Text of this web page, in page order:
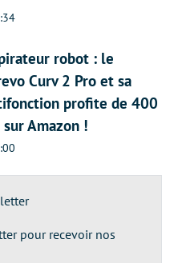
robot : le
Curv 2 Pro et sa
profite de 400
Amazon !
pour recevoir nos